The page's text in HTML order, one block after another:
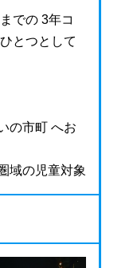
での 3年コ
とつとして
の市町 へお
域の児童対象